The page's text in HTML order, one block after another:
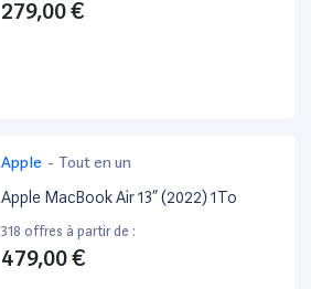
279,00 €
Apple - Tout en un
Apple MacBook Air 13” (2022) 1To
318 offres à partir de :
479,00 €